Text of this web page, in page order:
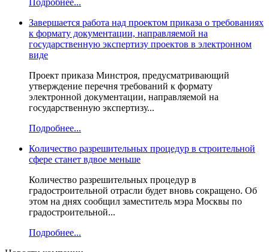
Подробнее...
Завершается работа над проектом приказа о требованиях
к формату документации, направляемой на
государственную экспертизу проектов в электронном
виде
Проект приказа Минстроя, предусматривающий
утверждение перечня требований к формату
электронной документации, направляемой на
государственную экспертизу...
Подробнее...
Количество разрешительных процедур в строительной
сфере станет вдвое меньше
Количество разрешительных процедур в
градостроительной отрасли будет вновь сокращено. Об
этом на днях сообщил заместитель мэра Москвы по
градостроительной...
Подробнее...